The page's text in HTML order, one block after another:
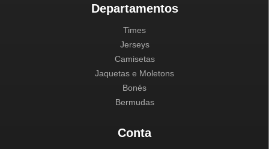
Departamentos
Times
Jerseys
Camisetas
Jaquetas e Moletons
Bonés
Bermudas
Conta